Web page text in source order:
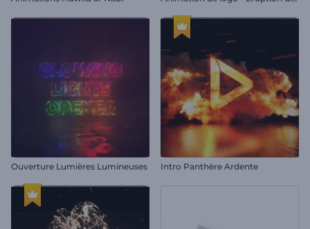
Ouverture Lumières Lumineuses Intro Panthère Ardente